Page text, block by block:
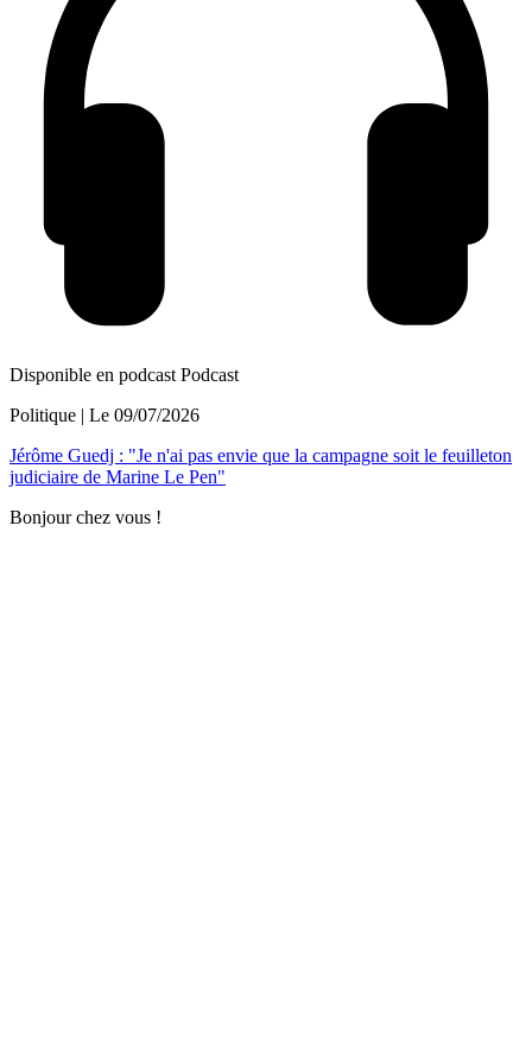
Disponible en podcast Podcast
Politique | Le 09/07/2026
Jérôme Guedj : "Je n'ai pas envie que la campagne soit le feuilleton
judiciaire de Marine Le Pen"
Bonjour chez vous !